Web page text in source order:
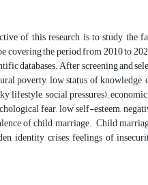
of this research is to study
covering the period from 2010 to
databases. After screening and
poverty, low status of knowledge,
social pressures);
fear, low self-esteem,
of child marriage. Child
identity crises, feelings of